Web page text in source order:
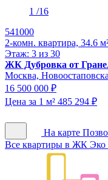
1 /16
541000
2-комн. квартира, 34.6
Этаж: 3 из 30
ЖК Дубровка от
Москва,
16 500 000 ₽
Цена за 1 м² 485 294 ₽
На карте
Все квартиры в ЖК Эко